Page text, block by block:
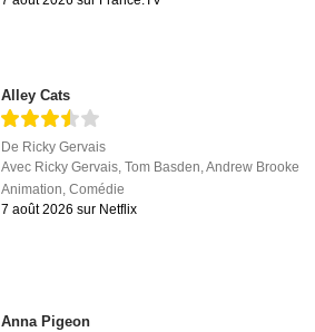
Alley Cats
De Ricky Gervais
Avec Ricky Gervais,Tom Basden,Andrew Brooke
Animation,Comédie
7 août 2026 sur Netflix
Anna Pigeon